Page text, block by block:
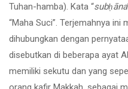
Tuhan-hamba). Kata “subḥāna
“Maha Suci”. Terjemahnya
dihubungkan dengan
disebutkan di beberapa ayat
memiliki sekutu dan yang